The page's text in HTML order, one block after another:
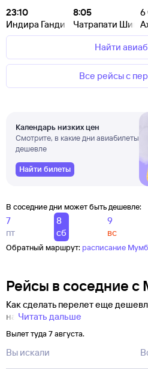
23:10
Индира Ганди
8:05
Чатрапати
6
Найти
Все рейсы с
Календарь низких цен
Смотрите, в какие дни авиабилеты
дешевле
Найти билеты
В соседние дни может быть дешевле:
7
пт
8
сб
9
вс
Обратный маршрут: расписание
Рейсы в соседние с
Как сделать перелет еще
на Читать дальше
Вылет туда 7 августа.
Вы искали